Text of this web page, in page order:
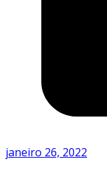
janeiro 26, 2022